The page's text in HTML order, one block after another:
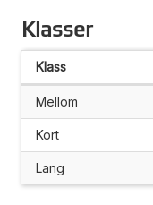
Klasser
Klass
Mellom
Kort
Lang